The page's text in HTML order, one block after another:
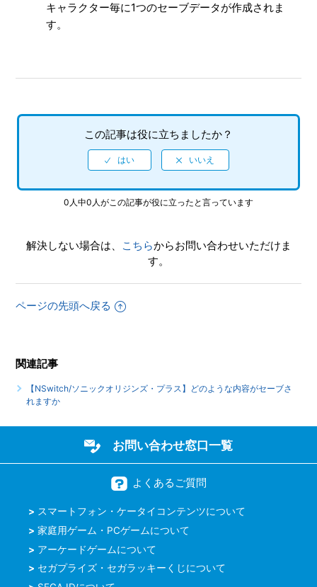
【NSwitch/ソニックオリジンズ・プラス】「キャプチャー
ィング後（クリア後）もプレイ可能でしょうか
【NSwitch/ソニックオリジンズ・プラス】難易度設定はあ
【NSwitch/ソニックオリジンズ・プラス】インターネット
【NSwitch/ソニックオリジンズ・プラス】最大何人まで同
【NSwitch/ソニックオリジンズ・プラス】言語（音声）設
【NSwitch/ソニックオリジンズ・プラス】音声出力形式は
もっと見る
キャラクター毎に1つのセーブデータが作成されま
す。
この記事は役に立ちましたか？
0人中0人がこの記事が役に立ったと言っています
解決しない場合は、 こちらからお問い合わせいただけま
す。
ページの先頭へ戻る
関連記事
【NSwitch/ソニックオリジンズ・プラス】どのような内容がセーブさ
れますか
お問い合わせ窓口一覧
よくあるご質問
スマートフォン・ケータイコンテンツについて
家庭用ゲーム・PCゲームについて
アーケードゲームについて
セガプライズ・セガラッキーくじについて